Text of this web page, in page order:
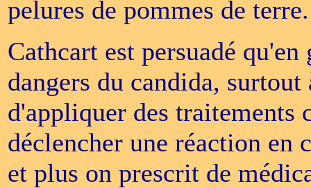
pelures de pommes de terre.
Cathcart est persuadé
dangers du candida,
d'appliquer des traitements
déclencher une réaction en
et plus on prescrit de